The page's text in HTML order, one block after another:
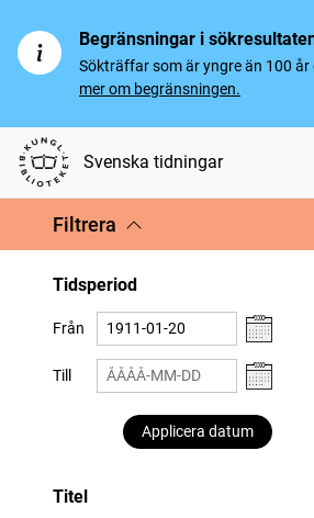
Begränsningar i
Sökträffar som är yngre än 100
mer om begränsningen.
Svenska tidningar
Filtrera
Tidsperiod
Från
Till
Applicera datum
Titel